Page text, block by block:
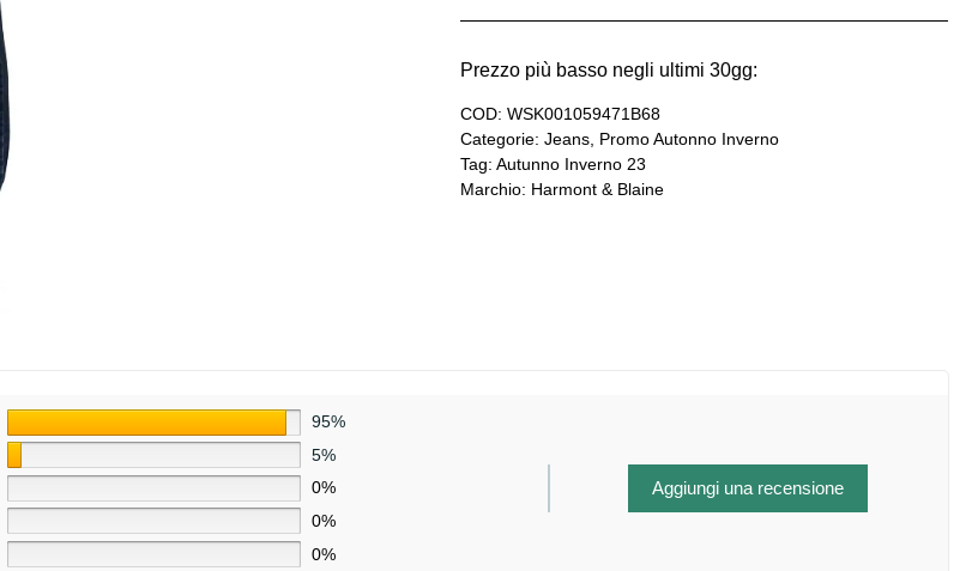
Prezzo più basso negli ultimi 30gg:
COD:WSK001059471B68
Categorie:Jeans Promo Autonno Inverno
Tag:Autunno Inverno 23
Marchio: Harmont & Blaine
95%
5%
0%
0%
0%
Aggiungi una recensione